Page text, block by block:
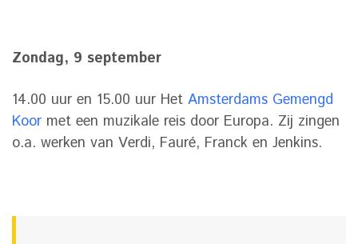
Zondag, 9 september
14.00 uur en 15.00 uur Het Amsterdams Gemengd
Koor met een muzikale reis door Europa. Zij zingen
o.a. werken van Verdi, Fauré, Franck en Jenkins.